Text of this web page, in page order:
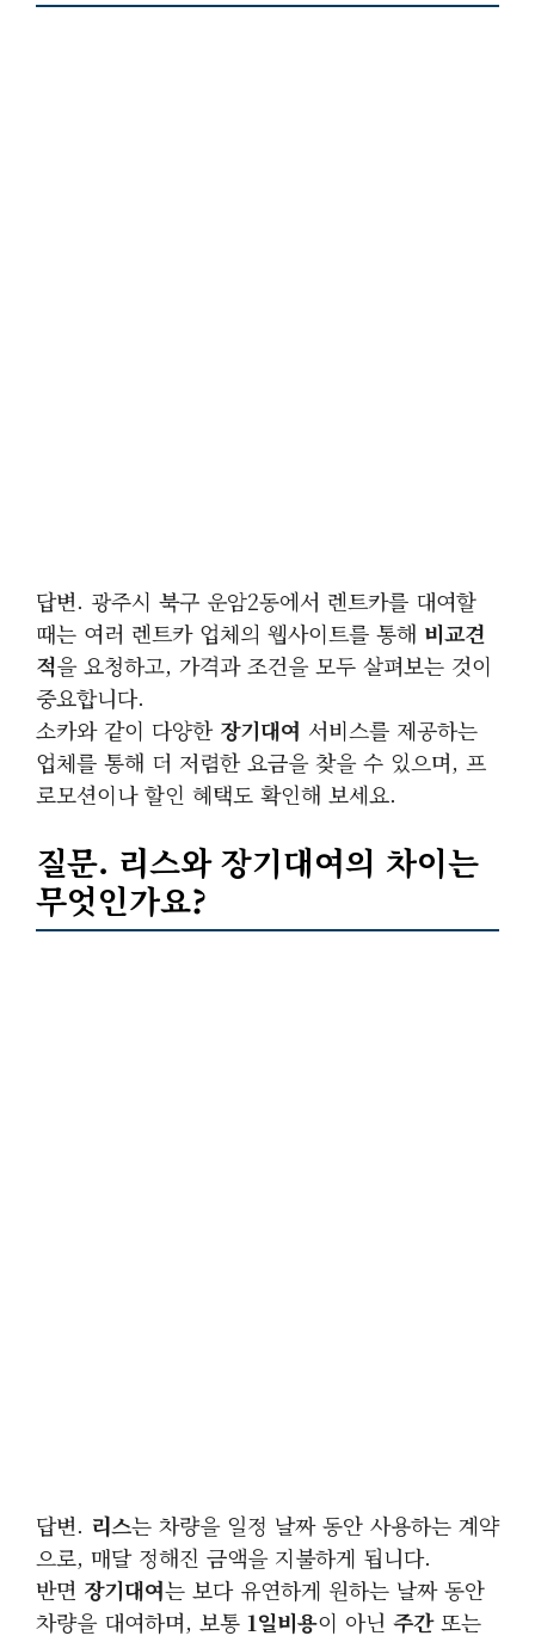
답변. 광주시 북구 운암2동에서 렌트카를 대여할
때는 여러 렌트카 업체의 웹사이트를 통해 비교견
적을 요청하고, 가격과 조건을 모두 살펴보는 것이
중요합니다.
소카와 같이 다양한 장기대여 서비스를 제공하는
업체를 통해 더 저렴한 요금을 찾을 수 있으며, 프
로모션이나 할인 혜택도 확인해 보세요.
질문. 리스와장기대여의 차이는
무엇인가요?
답변. 리스는 차량을 일정 날짜 동안 사용하는 계약
으로, 매달 정해진 금액을 지불하게 됩니다.
반면 장기대여는 보다 유연하게 원하는 날짜 동안
차량을 대여하며, 보통 1일비용이 아닌 주간또는